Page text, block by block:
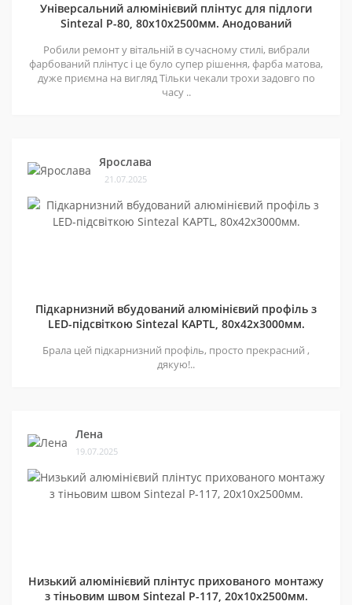
Універсальний алюмінієвий плінтус для підлоги
Sintezal P-80, 80х10х2500мм. Анодований
Робили ремонт у вітальній в сучасному стилі, вибрали
фарбований плінтус і це було супер рішення, фарба матова,
дуже приємна на вигляд Тільки чекали трохи задовго по
часу ..
Ярослава
21.07.2025
Підкарнизний вбудований алюмінієвий профіль з
LED-підсвіткою Sintezal KAPTL, 80х42x3000мм.
Брала цей підкарнизний профіль, просто прекрасний ,
дякую!..
Лена
19.07.2025
Низький алюмінієвий плінтус прихованого монтажу
з тіньовим швом Sintezal P-117, 20х10х2500мм.